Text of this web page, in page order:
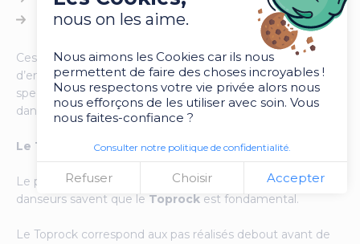
nous on les aime.
Nous aimons les Cookies car ils nous
permettent de faire des choses incroyables !
Nous respectons votre vie privée alors nous
nous efforçons de les utiliser avec soin. Vous
nous faites-confiance ?
Consulter notre politique de confidentialité.
Refuser Choisir Accepter
Halo
Ces mouvements demandent énormément
d’entraînement, mais ils représentent aussi l’aspect
spectaculaire qui attire beaucoup de personnes vers cette
danse.
Le Toprock : la base souvent sous-estimée
Le public parle souvent des figures au sol, mais les
danseurs savent que le Toprock est fondamental.
Le Toprock correspond aux pas réalisés debout avant de